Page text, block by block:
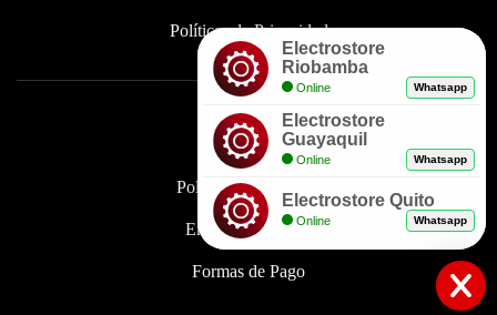
Políticas de Privacidad
Enlaces
Políticas de Garantía
Envíos y Entregas
Formas de Pago
Electrostore
Riobamba
Online Whatsapp
Electrostore
Guayaquil
Online Whatsapp
Electrostore Quito
Online Whatsapp